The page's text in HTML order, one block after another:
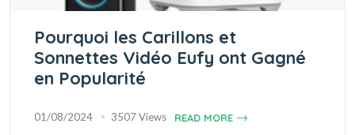
Pourquoi les Carillons et
Sonnettes Vidéo Eufy ont Gagné
en Popularité
01/08/2024 3507 Views READ MORE